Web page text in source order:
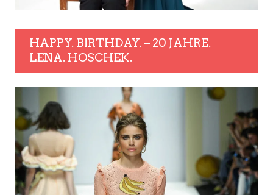
HAPPY. BIRTHDAY. – 20 JAHRE.
LENA. HOSCHEK.